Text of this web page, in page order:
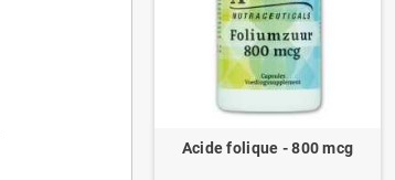
Acide folique - 800 mcg